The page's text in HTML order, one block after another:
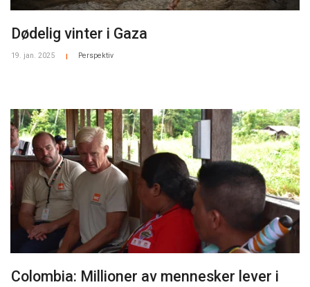
Dødelig vinter i Gaza
19. jan. 2025 Perspektiv
Colombia: Millioner av mennesker lever i